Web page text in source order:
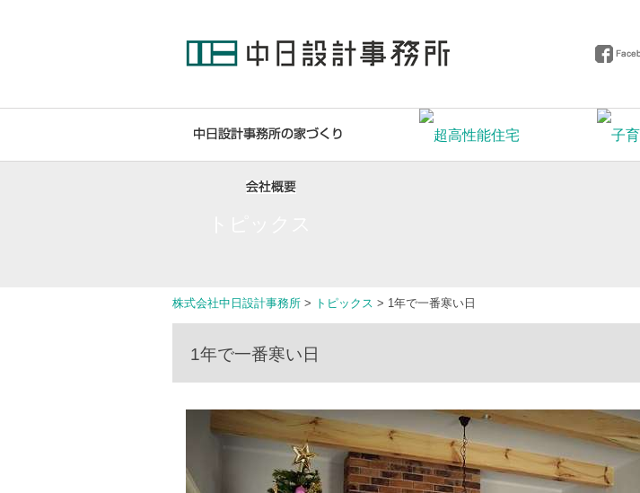
株式会社中日設計事務所 > トピックス > 1年で一番寒い日
1年で一番寒い日